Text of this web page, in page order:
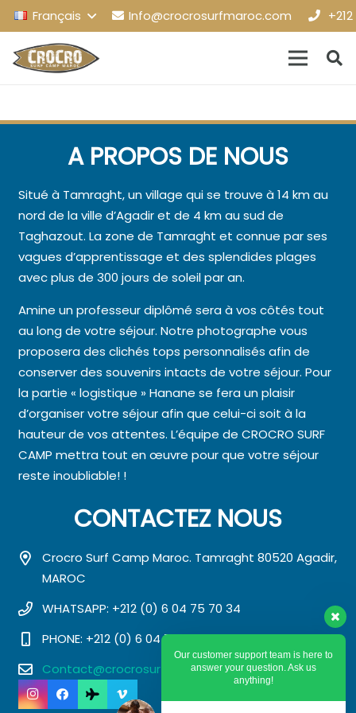
Français Info@crocrosurfmaroc.com
A PROPOS DE NOUS
Situé à Tamraght, un village qui se trouve à 14 km au
nord de la ville d’Agadir et de 4 km au sud de
Taghazout. La zone de Tamraght et connue par ses
vagues d’apprentissage et des splendides plages
avec plus de 300 jours de soleil par an.
Amine un professeur diplômé sera à vos côtés tout
au long de votre séjour. Notre photographe vous
proposera des clichés tops personnalisés afin de
conserver des souvenirs intacts de votre séjour. Pour
la partie « logistique » Hanane se fera un plaisir
d’organiser votre séjour afin que celui-ci soit à la
hauteur de vos attentes. L’équipe de CROCRO SURF
CAMP mettra tout en œuvre pour que votre séjour
reste inoubliable! !
CONTACTEZ NOUS
Crocro Surf Camp Maroc. Tamraght 80520 Agadir,
MAROC
WHATSAPP: +212 (0) 6 04 75 70 34
PHONE: +212 (0) 6 04 75 70 34
Contact@crocrosurfmaroc.com
Our customer support team is here to
answer your question. Ask us
anything!